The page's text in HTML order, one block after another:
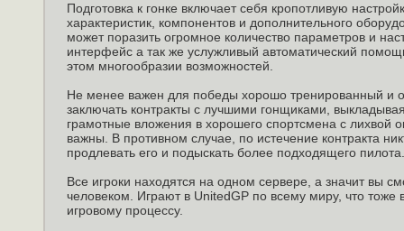
Подготовка к гонке включает себя кропотливую
характеристик, компонентов и дополнительного
может поразить огромное количество параметров и
интерфейс а так же услужливый автоматический
этом многообразии возможностей.
Не менее важен для победы хорошо тренированный и
заключать контракты с лучшими гонщиками,
грамотные вложения в хорошего спортсмена с лихвой
важны. В противном случае, по истечение контракта
продлевать его и подыскать более подходящего пилота.
Все игроки находятся на одном сервере, а значит вы
человеком. Играют в UnitedGP по всему миру, что тоже
игровому процессу.